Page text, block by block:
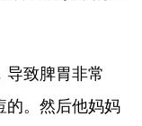
导致脾胃非常
的。然后他妈妈